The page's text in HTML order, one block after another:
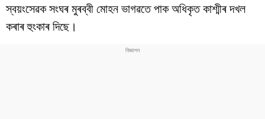
Videos
স্বয়ংসেৱক সংঘৰ মুৰব্বী মোহন ভাগৱতে পাক অধিকৃত কাশ্মীৰ দখল
কৰাৰ হুংকাৰ দিছে।